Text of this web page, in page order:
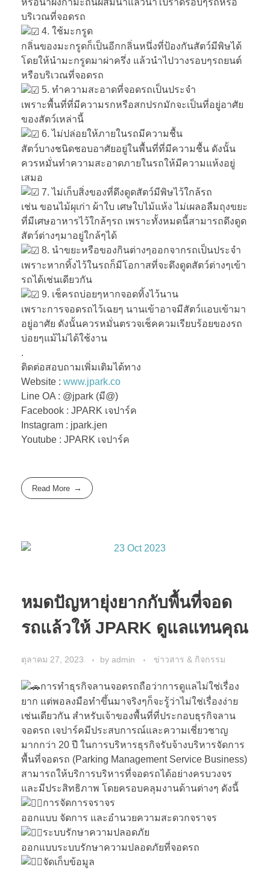
หรือนำผงกำมะถันผสมน้ำแล้วนำไปราดรอบๆรถหรือ
บริเวณที่จอดรถ
4. ใช้มะกรูด
กลิ่นของมะกรูดก็เป็นอีกกลิ่นหนึ่งที่ป้องกันสัตว์มีพิษได้
โดยให้นำมะกรูดมาผ่าครึ่ง แล้วนำไปวางรอบๆรถยนต์
หรือบริเวณที่จอดรถ
5. ทำความสะอาดที่จอดรถเป็นประจำ
เพราะพื้นที่ที่มีความรกหรือสกปรกมักจะเป็นที่อยู่อาศัย
ของสัตว์เหล่านี้
6. ไม่ปล่อยให้ภายในรถมีความชื้น
สัตว์บางชนิดชอบอาศัยอยู่ในพื้นที่ที่มีความชื้น ดังนั้น
ควรหมั่นทำความสะอาดภายในรถให้มีความแห้งอยู่
เสมอ
7. ไม่เก็บสิ่งของที่ดึงดูดสัตว์มีพิษไว้ใกล้รถ
เช่น ขอนไม้ผุเก่า ผ้าใบ เศษใบไม้แห้ง ไม่เผลอลืมถุงขยะ
ที่มีเศษอาหารไว้ใกล้ๆรถ เพราะทั้งหมดนี้สามารถดึงดูด
สัตว์ต่างๆมาอยู่ใกล้ๆได้
8. นำขยะหรือของกินต่างๆออกจากรถเป็นประจำ
เพราะหากทิ้งไว้ในรถก็มีโอกาสที่จะดึงดูดสัตว์ต่างๆเข้า
รถได้เช่นเดียวกัน
9. เช็ครถบ่อยๆหากจอดทิ้งไว้นาน
เพราะการจอดรถไว้เฉยๆ นานเข้าอาจมีสัตว์แอบเข้ามา
อยู่อาศัย ดังนั้นควรหมั่นตรวจเช็คควมเรียบร้อยของรถ
บ่อยๆแม้ไม่ได้ใช้งาน
.
ติดต่อสอบถามเพิ่มเติมได้ทาง
Website : www.jpark.co
Line OA : @jpark (มี@)
Facebook : JPARK เจปาร์ค
Instagram : jpark.jen
Youtube : JPARK เจปาร์ค
Read More
หมดปัญหายุ่งยากกับพื้นที่จอด
รถแล้วให้ JPARK ดูแลแทนคุณ
ตุลาคม 27, 2023 by admin ข่าวสาร & กิจกรรม
การทำธุรกิจลานจอดรถถือว่าการดูแลไม่ใช่เรื่อง
ยาก แต่พอลงมือทำขึ้นมาจริงๆก็จะรู้ว่าไม่ใช่เรื่องง่าย
เช่นเดียวกัน สำหรับเจ้าของพื้นที่ที่ประกอบธุรกิจลาน
จอดรถ เจปาร์คมีประสบการณ์และความเชี่ยวชาญ
มากกว่า 20 ปี ในการบริหารธุรกิจรับจ้างบริหารจัดการ
พื้นที่จอดรถ (Parking Management Service Business)
สามารถให้บริการบริหารที่จอดรถได้อย่างครบวงจร
และมีประสิทธิภาพ โดยครอบคลุมงานด้านต่างๆ ดังนี้
การจัดการจราจร
ออกแบบ จัดการ และอำนวยความสะดวกจราจร
ระบบรักษาความปลอดภัย
ออกแบบระบบรักษาความปลอดภัยที่จอดรถ
จัดเก็บข้อมูล